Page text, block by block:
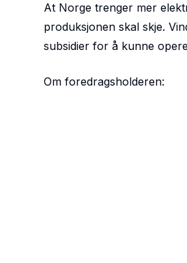
At Norge trenger mer
produksjonen skal skje.
subsidier for å kunne
Om foredragsholderen: